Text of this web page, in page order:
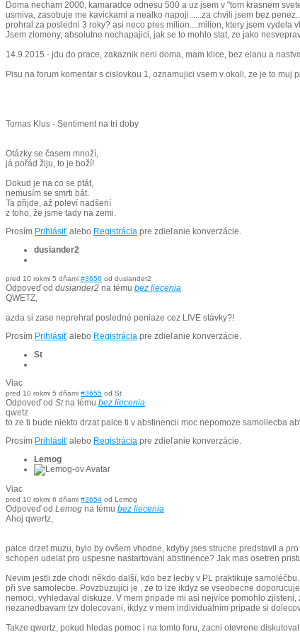
Doma necham 2000, kamaradce odnesu 500 a uz jsem v "tom krasnem
usmiva, zasobuje me kavickami a nealko napoji......za chvili jsem bez
prohral za posledni 3 roky? asi neco pres milion....milion, ktery jsem
Jsem zlomeny, absolutne nechapajici, jak se to mohlo stat, ze jako
14.9.2015 - jdu do prace, zakaznik neni doma, mam klice, bez elanu a
Pisu na forum komentar s cislovkou 1, oznamujici vsem v okoli, ze je to muj
Tomas Klus - Sentiment na tri doby
Otázky se časem množí,
já pořád žiju, to je boží!
Dokud je na co se ptát,
nemusím se smrti bát.
Ta přijde, až poleví nadšení
z toho, že jsme tady na zemi.
Prosím Prihlásiť alebo Registrácia pre zdieľanie konverzácie.
dusiander2
pred 10 rokmi 5 dňami #3656 od dusiander2
Odpoveď od dusiander2 na tému bez liecenia
QWETZ,
azda si zase neprehral posledné peniaze cez LIVE stávky?!
Prosím Prihlásiť alebo Registrácia pre zdieľanie konverzácie.
St
Viac
pred 10 rokmi 5 dňami #3655 od St
Odpoveď od Stna tému bez liecenia
qwetz
to ze ti bude niekto drzat palce ti v abstinencii moc nepomoze samoliecba
Prosím Prihlásiť alebo Registrácia pre zdieľanie konverzácie.
Lemog
Viac
pred 10 rokmi 6 dňami #3654 od Lemog
Odpoveď od Lemog na tému bez liecenia
Ahoj qwertz,
palce drzet muzu, bylo by ovšem vhodne, kdyby jses strucne predstavil a
schopen udelat pro uspesne nastartovani abstinence? Jak mas osetren
Nevim jestli zde chodi někdo další, kdo bez lecby v PL praktikuje
při sve samolecbe. Povzbuzujici je , ze to lze ikdyz se vseobecne
nemoci, vyhledaval diskuze. V mem pripade mi asi nejvíce pomohlo
nezanedbavam tzv dolecovani, ikdyz v mem individuálním pripade si
Takze qwertz, pokud hledas pomoc i na tomto foru, zacni otevrene